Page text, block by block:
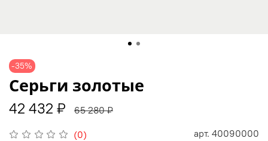
-35%
(0) арт. 40090000
Серьги золотые
42 432 ₽ 65 280 ₽